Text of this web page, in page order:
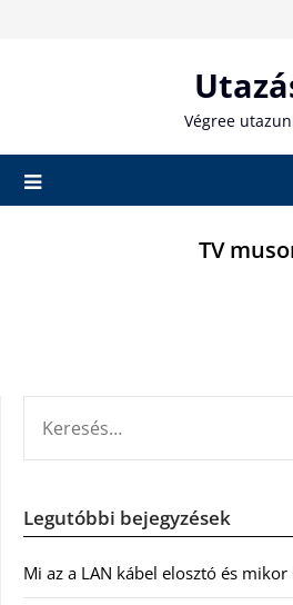
Végree
TV
Legutóbbi bejegyzések
Mi az a LAN kábel elosztó és mikor